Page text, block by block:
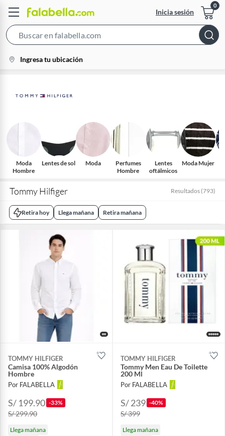
Inicia sesión
Bar
location-
icon
Ingresa tu ubicación
Moda
Hombre
Lentes de sol Moda
Perfumes
Hombre
Lentes
oftálmicos
Moda Mujer
Tommy Hilfiger Resultados (793)
Retira hoy Llega mañana Retira mañana
TOMMY HILFIGER
Camisa 100% Algodón
Hombre
Por FALABELLA
S/ 199.90 -33%
S/ 299.90
Llega mañana
TOMMY HILFIGER
Tommy Men Eau De Toilette
200 Ml
Por FALABELLA
S/ 239 -40%
S/ 399
Llega mañana